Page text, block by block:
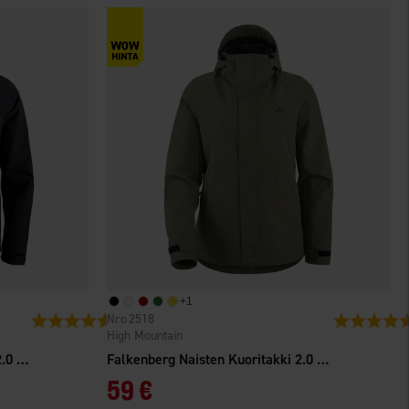
Falkenberg Miesten Kuoritakki 2.0 WP
Arvio: 4.4 5:sta tähdestä
+1
Falkenberg Naisten Kuoritakki 2.0 WP
High Mountain
2518
59 €
Arvio: